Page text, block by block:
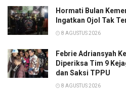
Hormati Bulan
Ingatkan Ojol Tak
8 AGUSTUS 2026
Febrie Adriansyah
Diperiksa Tim 9
dan Saksi TPPU
8 AGUSTUS 2026